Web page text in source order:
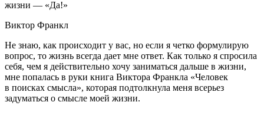
жизни — «Да!»
Виктор Франкл
Не знаю, как происходит у вас, но если я четко формулирую
вопрос, то жизнь всегда дает мне ответ. Как только я спросила
себя, чем я действительно хочу заниматься дальше в жизни,
мне попалась в руки книга Виктора Франкла «Человек
в поисках смысла», которая подтолкнула меня всерьез
задуматься о смысле моей жизни.